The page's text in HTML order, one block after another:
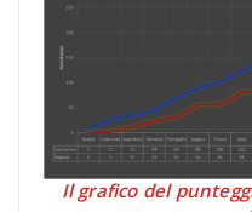
Il grafico del